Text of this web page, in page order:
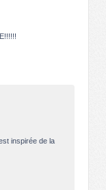
inspirée de la